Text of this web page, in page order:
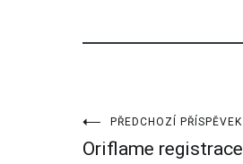
Navigace
PŘEDCHOZÍ PŘÍSPĚVEK
Oriflame registrace